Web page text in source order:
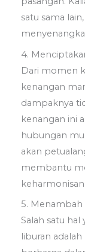
satu sama
4.
Dari momen
kenangan
dampaknya
kenangan ini
hubungan
akan
membantu
5. Menambah
Salah satu
liburan